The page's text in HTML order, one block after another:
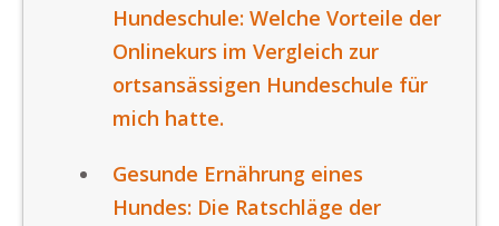
Hundeschule: Welche Vorteile der
Onlinekurs im Vergleich zur
ortsansässigen Hundeschule für
mich hatte.
Gesunde Ernährung eines
Hundes: Die Ratschläge der